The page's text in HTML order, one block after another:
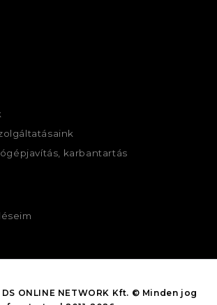
karbantartás
ONLINE NETWORK Kft. © Minden jog